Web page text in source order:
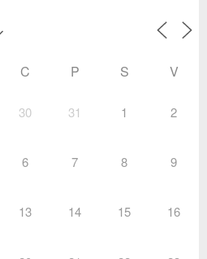
C P S V
30 31 1 2
6 7 8 9
13 14 15 16